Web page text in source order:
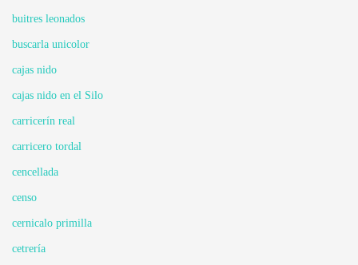
buitres leonados
buscarla unicolor
cajas nido
cajas nido en el Silo
carricerín real
carricero tordal
cencellada
censo
cernicalo primilla
cetrería